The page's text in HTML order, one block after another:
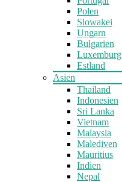
Polen
Slowakei
Ungarn
Bulgarien
Luxemburg
Estland
Asien
Thailand
Indonesien
Sri Lanka
Vietnam
Malaysia
Malediven
Mauritius
Indien
Nepal